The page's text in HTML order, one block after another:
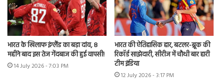
भारत के खिलाफ इंग्लैंड का बड़ा दांव, 8
महीने बाद इस तेज गेंदबाज की हुई वापसी!
14 July 2026 - 7:03 PM
भारत की ऐतिहासिक हार, बटलर-ब्रूक की
रिकॉर्ड साझेदारी, सीरीज में चौथी बार हारी
टीम इंडिया
12 July 2026 - 3:17 PM